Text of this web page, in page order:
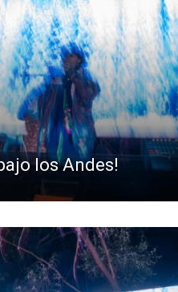
los Andes!